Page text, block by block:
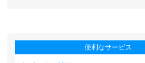
便利なサービス